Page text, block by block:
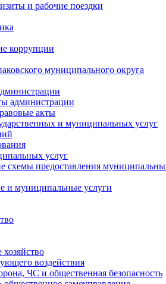
и рабочие поездки
коррупции
муниципального округа
администрации
акты
и муниципальных услуг
услуг
схемы предоставления
и муниципальные услуги
воздействия
ЧС и общественная безопасность